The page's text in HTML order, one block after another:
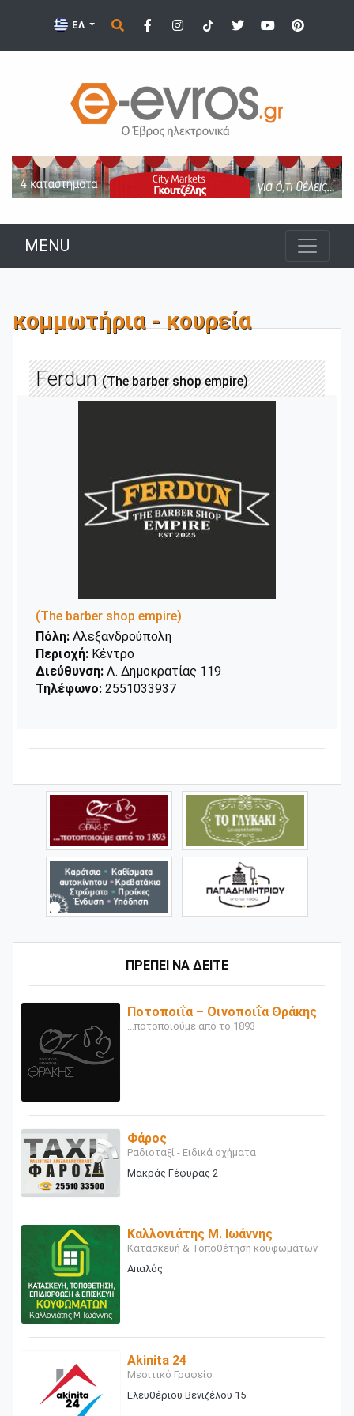
ΕΛ
MENU
ΠΡΕΠΕΙ ΝΑ ΔΕΙΤΕ
Ποτοποιΐα – Οινοποιΐα Θράκης
...ποτοποιούμε από το 1893
Φάρος
Ραδιοταξί - Ειδικά οχήματα
Μακράς Γέφυρας 2
Καλλονιάτης Μ. Ιωάννης
Κατασκευή & Τοποθέτηση κουφωμάτων
Απαλός
Akinita 24
Μεσιτικό Γραφείο
Ελευθέριου Βενιζέλου 15
κομμωτήρια - κουρεία
Ferdun(The barber shop empire)
(The barber shop empire)
Πόλη: Αλεξανδρούπολη
Περιοχή: Κέντρο
Διεύθυνση: Λ. Δημοκρατίας 119
Τηλέφωνο: 2551033937